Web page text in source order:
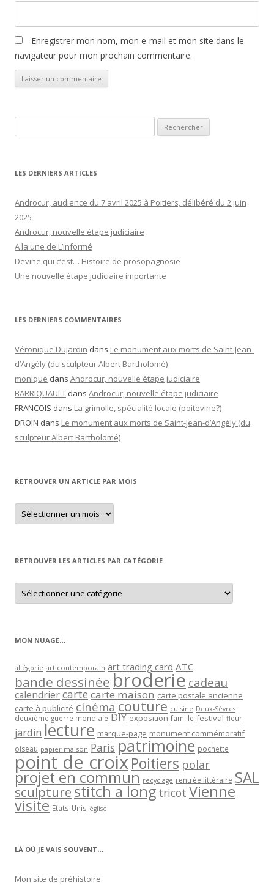
Enregistrer mon nom, mon e-mail et mon site dans le
navigateur pour mon prochain commentaire.
LES DERNIERS ARTICLES
Androcur, audience du 7 avril 2025 à Poitiers, délibéré du 2 juin
2025
Androcur, nouvelle étape judiciaire
A la une de L’informé
Devine qui c’est… Histoire de prosopagnosie
Une nouvelle étape judiciaire importante
LES DERNIERS COMMENTAIRES
Véronique Dujardin dans Le monument aux morts de Saint-Jean-
d’Angély (du sculpteur Albert Bartholomé)
monique dans Androcur, nouvelle étape judiciaire
BARRIQUAULT dans Androcur, nouvelle étape judiciaire
FRANCOIS dans La grimolle, spécialité locale (poitevine?)
DROIN dans Le monument aux morts de Saint-Jean-d’Angély (du
sculpteur Albert Bartholomé)
RETROUVER UN ARTICLE PAR MOIS
Retrouver
un
article
RETROUVER LES ARTICLES PAR CATÉGORIE
Retrouver
les
articles
MON NUAGE…
allégorie art contemporain art trading card ATC
bande dessinée broderie cadeau
calendriercartecarte maison carte postale ancienne
carte à publicité cinéma couture cuisine Deux-Sèvres
deuxième guerre mondiale DIY exposition famille festival fleur
jardin lecture marque-page monument commémoratif
oiseau papier maison Paris patrimoine pochette
point de croixPoitiers polar
projet en commun recyclage rentrée littéraire SAL
sculpturestitch a long tricot Vienne
visite États-Unis église
LÀ OÙ JE VAIS SOUVENT…
Mon site de préhistoire